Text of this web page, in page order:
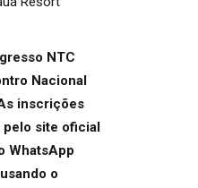
NTC
Nacional
inscrições
pelo site oficial
WhatsApp
o